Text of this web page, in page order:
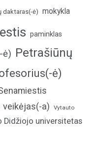
daktaras(-ė) mokykla
paminklas
ė) Petrašiūnų
ė)
a) Vytauto
Didžiojo universitetas